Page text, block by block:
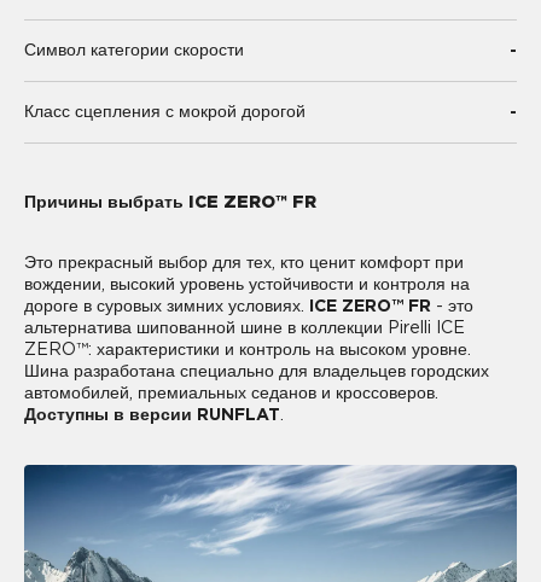
Символ категории скорости -
Класс сцепления с мокрой дорогой -
Причины выбрать ICE ZERO™ FR
Это прекрасный выбор для тех, кто ценит комфорт при
вождении, высокий уровень устойчивости и контроля на
дороге в суровых зимних условиях.
ICE ZERO™ FR - это
альтернатива шипованной шине в коллекции Pirelli ICE
ZERO™: характеристики и контроль на высоком уровне.
Шина разработана специально для владельцев городских
автомобилей, премиальных седанов и кроссоверов.
Доступны в версии RUNFLAT.